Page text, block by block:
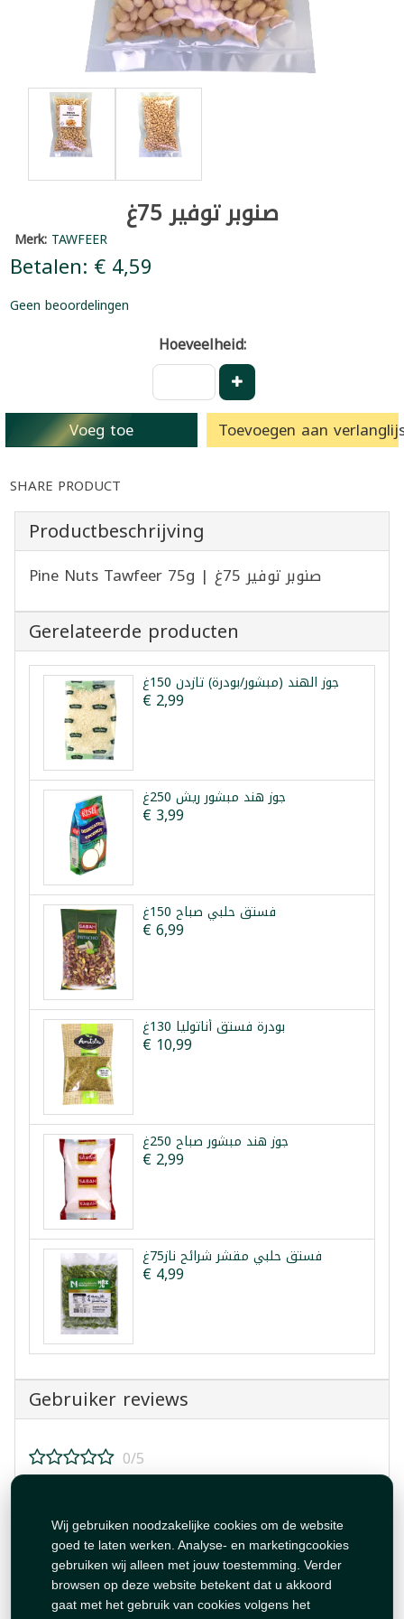
Wij gebruiken noodzakelijke cookies om de website
goed te laten werken. Analyse- en marketingcookies
gebruiken wij alleen met jouw toestemming. Verder
browsen op deze website betekent dat u akkoord
gaat met het gebruik van cookies volgens het
صنوبر توفير 75غ
Merk: TAWFEER
Betalen: € 4,59
Geen beoordelingen
Hoeveelheid:
Voeg toe Toevoegen aan
SHARE PRODUCT
Productbeschrijving
Pine Nuts Tawfeer 75g | صنوبر توفير 75غ
Gerelateerde producten
جوز الهند (مبشور/بودرة) تازدن 150غ
€ 2,99
جوز هند مبشور ريش 250غ
€ 3,99
فستق حلبي صباح 150غ
€ 6,99
بودرة فستق أناتوليا 130غ
€ 10,99
جوز هند مبشور صباح 250غ
€ 2,99
فستق حلبي مقشر شرائح ناز75غ
€ 4,99
Gebruiker reviews
0/5